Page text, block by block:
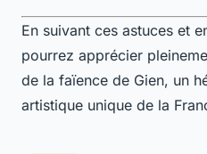
En suivant ces astuces et
pourrez apprécier
de la faïence de Gien, un
artistique unique de la